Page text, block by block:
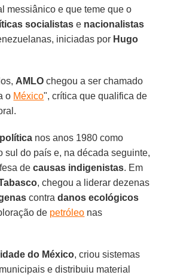
messiânico e que teme que o
socialistase nacionalistas
iniciadas por Hugo
AMLO chegou a ser chamado
o México", crítica que qualifica de
política nos anos 1980 como
sul do país e, na década seguinte,
decausas indigenistas. Em
, chegou a liderar dezenas
contradanos ecológicos
de petróleo nas
do México, criou sistemas
e distribuiu material